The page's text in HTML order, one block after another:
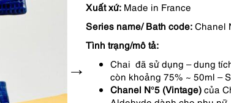
là:
tại
là:
Xuất xứ: Made in France
Series name/ Bath code: Chanel
Tình trạng/mô tả:
Chai đã sử dụng – dung
còn khoảng 75% ~ 50ml –
Chanel N°5 (Vintage) của